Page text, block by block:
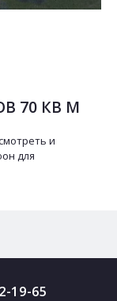
70 КВ М
и
для
19-65